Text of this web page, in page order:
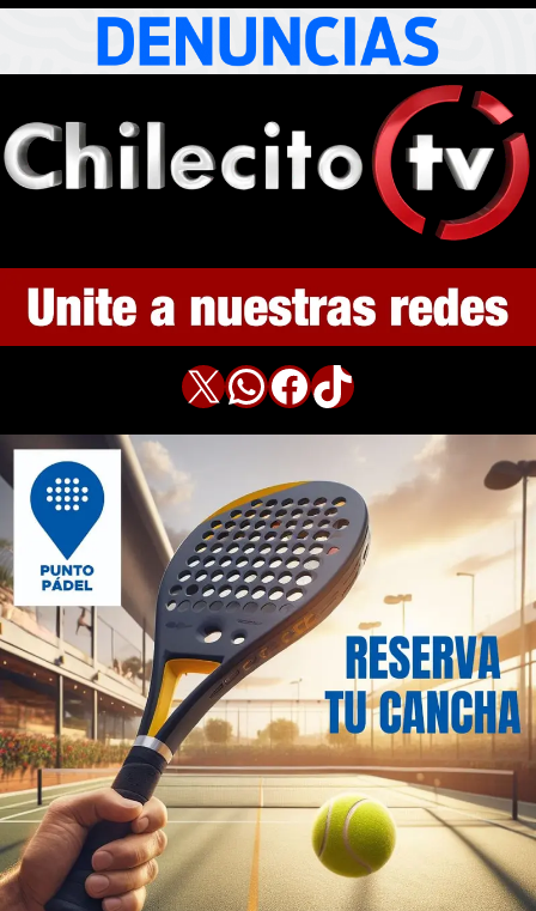
X WhatsApp Facebook TikTok